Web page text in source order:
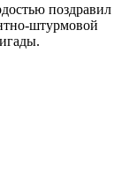
поздравил
штурмовой